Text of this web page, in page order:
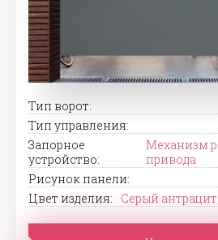
Тип ворот:
Тип управления:
Запорное
устройство:
Механизм
привода
Рисунок панели:
Цвет изделия:
Серый